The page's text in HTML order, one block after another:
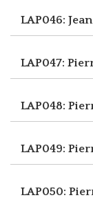
LAP046:
LAP047:
LAP048:
LAP049:
LAP050: